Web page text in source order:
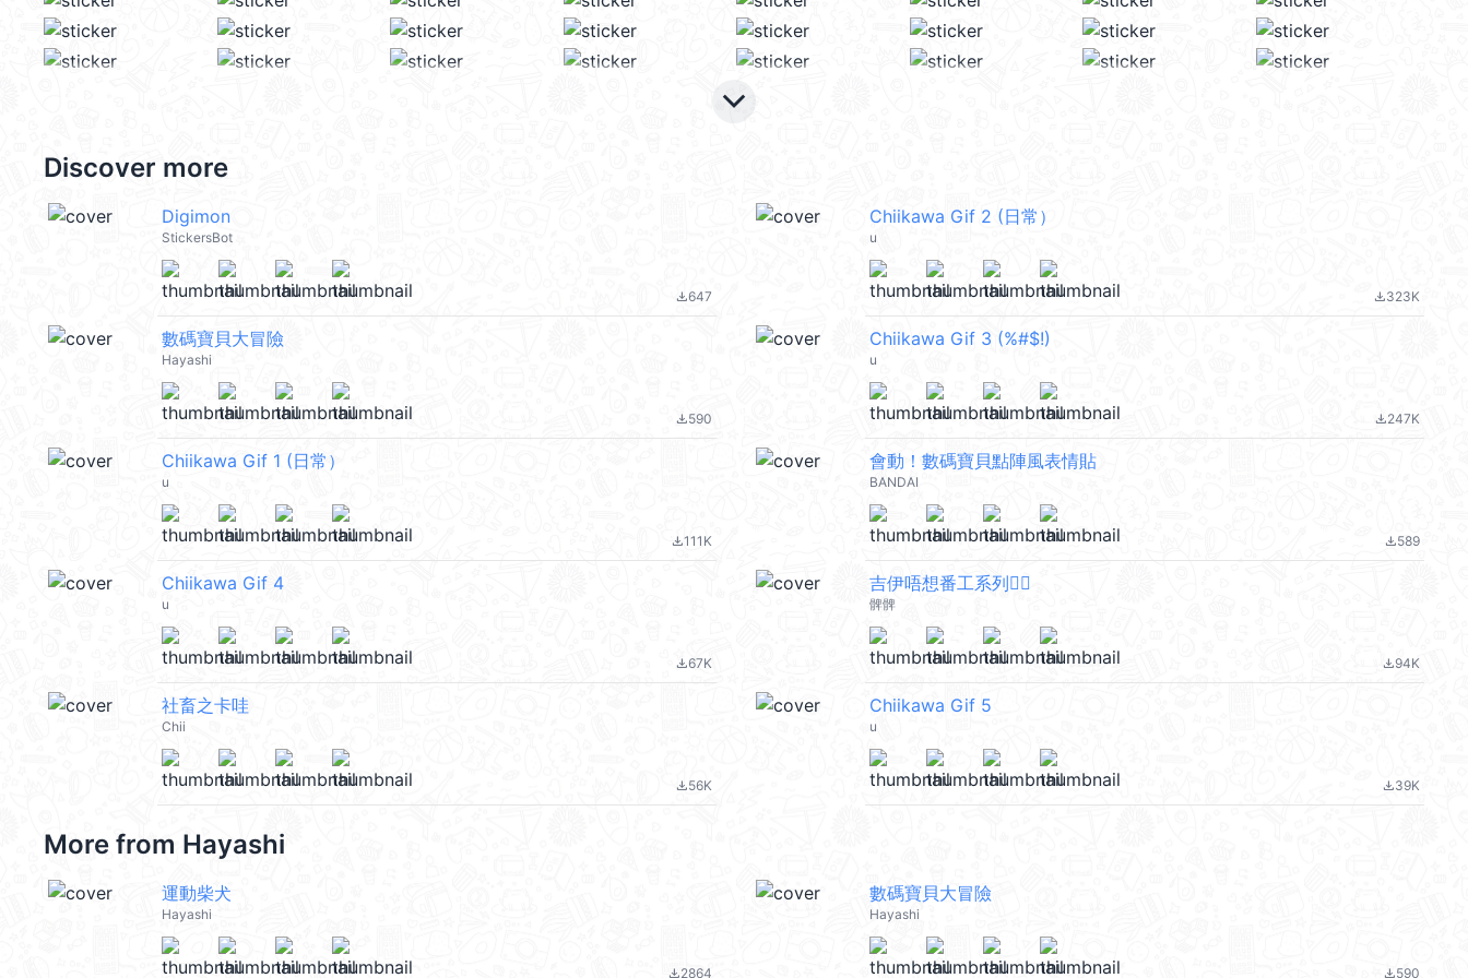
keyboard_arrow_down
Discover more
Digimon
StickersBot
file_download647
Chiikawa Gif 2 (日常）
u
file_download323K
數碼寶貝大冒險
Hayashi
file_download590
Chiikawa Gif 3 (%#$!)
u
file_download247K
Chiikawa Gif 1 (日常）
u
file_download111K
會動！數碼寶貝點陣風表情貼
BANDAI
file_download589
Chiikawa Gif 4
u
file_download67K
吉伊唔想番工系列🙂‍↔️
髀髀
file_download94K
社畜之卡哇
Chii
file_download56K
Chiikawa Gif 5
u
file_download39K
More from Hayashi
運動柴犬
Hayashi
file_download2864
數碼寶貝大冒險
Hayashi
file_download590